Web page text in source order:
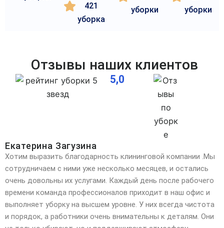
421
уборка
уборки
уборки
Отзывы наших клиентов
5,0
Екатерина Загузина
Хотим выразить благодарность клининговой компании .Мы
сотрудничаем с ними уже несколько месяцев, и остались
очень довольны их услугами. Каждый день после рабочего
времени команда профессионалов приходит в наш офис и
выполняет уборку на высшем уровне. У них всегда чистота
и порядок, а работники очень внимательны к деталям. Они